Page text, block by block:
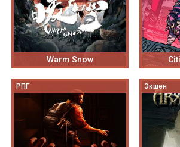
Warm Snow
РПГ Экшен